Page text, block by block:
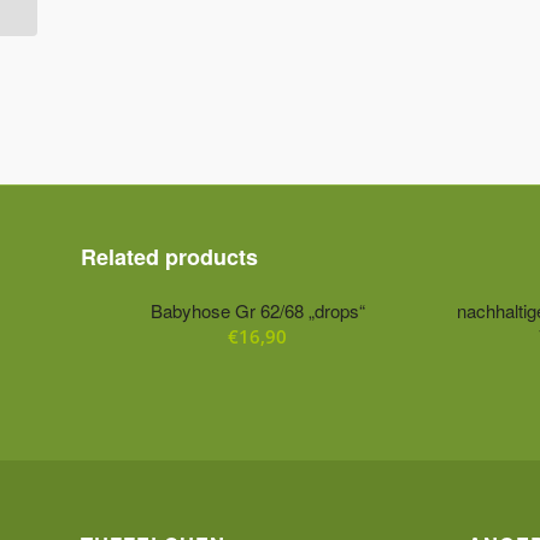
Related products
Babyhose Gr 62/68 „drops“
€16,90